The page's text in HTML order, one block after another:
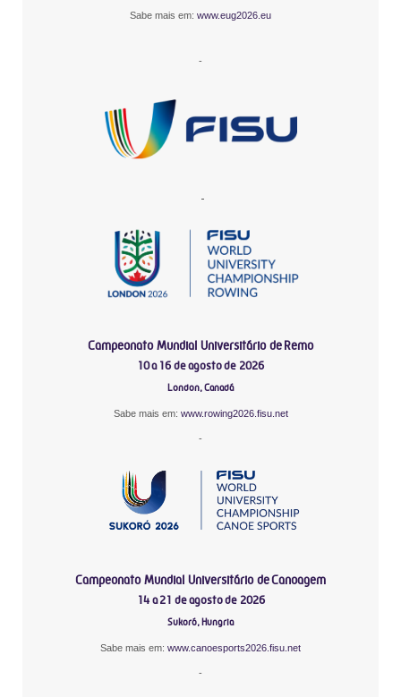
Sabe mais em: www.eug2026.eu
-
-
Campeonato Mundial Universitário de Remo
10 a 16 de agosto de 2026
London, Canadá
Sabe mais em: www.rowing2026.fisu.net
-
Campeonato Mundial Universitário de Canoagem
14 a 21 de agosto de 2026
Sukoró, Hungria
Sabe mais em: www.canoesports2026.fisu.net
-